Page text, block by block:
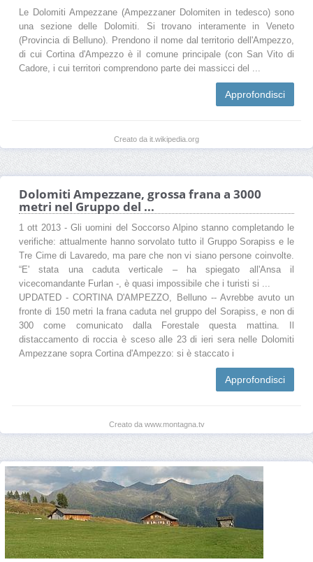
Le Dolomiti Ampezzane (Ampezzaner Dolomiten in tedesco) sono
una sezione delle Dolomiti. Si trovano interamente in Veneto
(Provincia di Belluno). Prendono il nome dal territorio dell'Ampezzo,
di cui Cortina d'Ampezzo è il comune principale (con San Vito di
Cadore, i cui territori comprendono parte dei massicci del ...
Approfondisci
Creato da it.wikipedia.org
Dolomiti Ampezzane, grossa frana a 3000
metri nel Gruppo del ...
1 ott 2013 - Gli uomini del Soccorso Alpino stanno completando le
verifiche: attualmente hanno sorvolato tutto il Gruppo Sorapiss e le
Tre Cime di Lavaredo, ma pare che non vi siano persone coinvolte.
“E' stata una caduta verticale – ha spiegato all'Ansa il
vicecomandante Furlan -, è quasi impossibile che i turisti si ...
UPDATED - CORTINA D'AMPEZZO, Belluno -- Avrebbe avuto un
fronte di 150 metri la frana caduta nel gruppo del Sorapiss, e non di
300 come comunicato dalla Forestale questa mattina. Il
distaccamento di roccia è sceso alle 23 di ieri sera nelle Dolomiti
Ampezzane sopra Cortina d'Ampezzo: si è staccato i
Approfondisci
Creato da www.montagna.tv